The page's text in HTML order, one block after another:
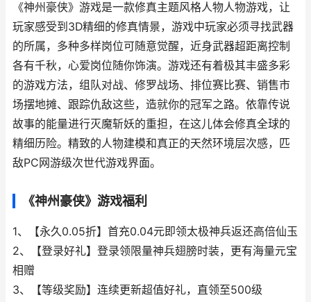
《神州豪侠》游戏是一款修真主题风格人物人物游戏，让
玩家感受到3D精细的修真情景，游戏中玩家必须寻找武器
的所属，多种多样岗位可随意觉醒，近身武器超距离控制
各有千秋，心爱岗位随你饰演。游戏还有着极其丰盛多彩
的游戏方法，组队对战、修罗战场、排位赛比赛、销售市
场摆地摊、跟踪仇敌这些，造就你的冠军之路。依靠传说
故事的能量进行灭魔斩妖的重担，在这儿体会修真全球的
精细历险。精致的人物建模和真正的天然环境层次感，匹
敌PC网游级次世代游戏界面。
《神州豪侠》游戏福利
1、【永久0.05折】首充0.04元即领太极神兵返还高倍仙玉
2、【登录好礼】登录领限量神兵翅膀时装，更有海量元宝
相赠
3、【等级奖励】连续更新超值好礼，直领至500级